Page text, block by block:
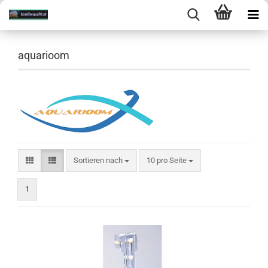
aquarioom
Sortieren nach 10 pro Seite
1